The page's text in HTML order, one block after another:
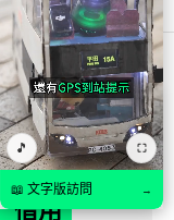
借用
🎵 ⛶
📖 文字版訪問 →